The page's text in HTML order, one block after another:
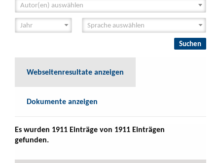
Autor(en) auswählen
Webseitenresultate anzeigen
Dokumente anzeigen
Es wurden 1911 Einträge von 1911 Einträgen
gefunden.